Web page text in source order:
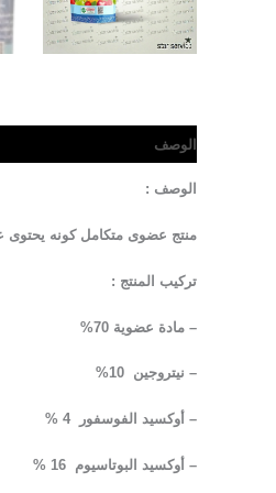
الوصف
الوصف :
منتج عضوى متكامل كونه يحتوى
تركيب المنتج :
– مادة عضوية 70%
– نيتروجين 10%
– أوكسيد الفوسفور 4 %
– أوكسيد البوتاسيوم 16 %